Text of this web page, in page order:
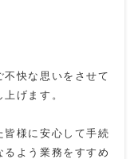
快な思いをさせて
げます。
様に安心して手続
よう業務をすすめ